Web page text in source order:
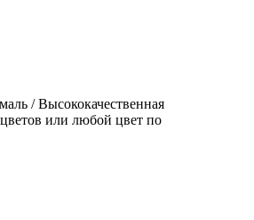
/ Высококачественная
или любой цвет по